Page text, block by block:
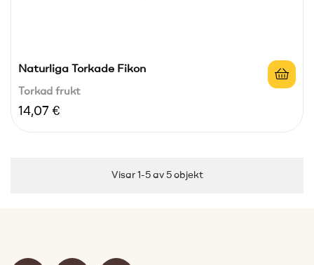
Naturliga Torkade Fikon
Torkad frukt
Pris
14,07 €
Visar 1-5 av 5 objekt